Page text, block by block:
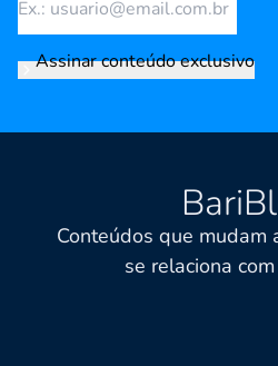
Assinar conteúdo exclusivo
Conteúdos que mudam
se relaciona